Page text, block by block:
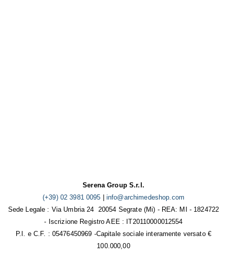
Serena Group S.r.l.
(+39) 02 3981 0095
info@archimedeshop.com
Sede Legale : Via Umbria 24 20054 Segrate (Mi) - REA: MI - 1824722
- Iscrizione Registro AEE : IT20110000012554
P.I. e C.F. : 05476450969 -Capitale sociale interamente versato €
100.000,00